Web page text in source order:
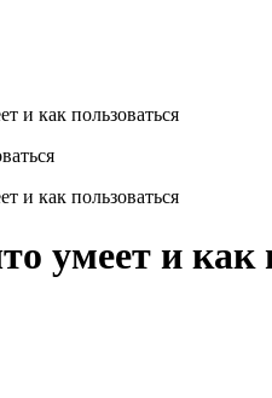
и как пользоваться
и как пользоваться
умеет и как